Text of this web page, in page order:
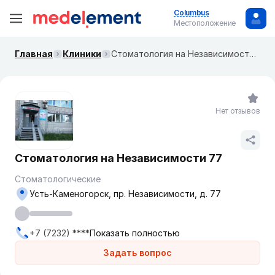
Columbus
Местоположение
Главная Клиники Стоматология на Независимости 77
Стоматология на Независимости 77
Стоматологические
Задать вопрос
Усть-Каменогорск, пр. Независимости, д. 77
+7 (7232) ****Показать полностью
Нет отзывов